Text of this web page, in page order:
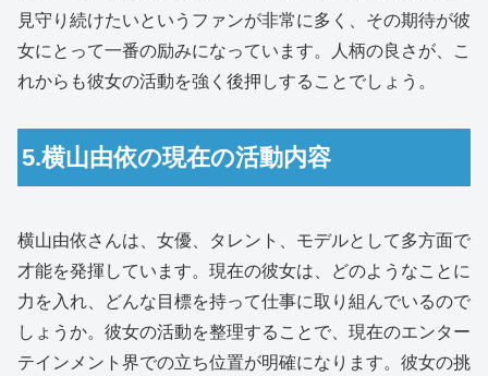
見守り続けたいというファンが非常に多く、その期待が彼
女にとって一番の励みになっています。人柄の良さが、こ
れからも彼女の活動を強く後押しすることでしょう。
5.横山由依の現在の活動内容
横山由依さんは、女優、タレント、モデルとして多方面で
才能を発揮しています。現在の彼女は、どのようなことに
力を入れ、どんな目標を持って仕事に取り組んでいるので
しょうか。彼女の活動を整理することで、現在のエンター
テインメント界での立ち位置が明確になります。彼女の挑